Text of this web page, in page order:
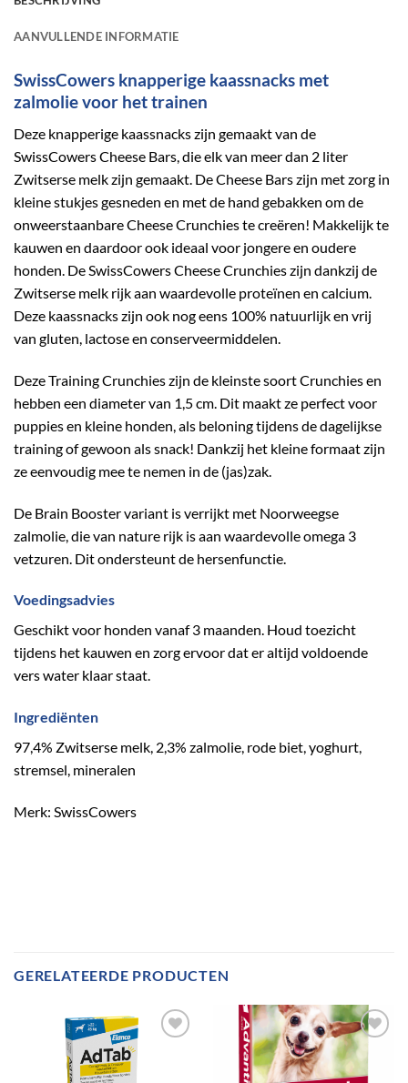
AANVULLENDE INFORMATIE
SwissCowers knapperige kaassnacks met
zalmolie voor het trainen
Deze knapperige kaassnacks zijn gemaakt van de
SwissCowers Cheese Bars, die elk van meer dan 2 liter
Zwitserse melk zijn gemaakt. De Cheese Bars zijn met zorg in
kleine stukjes gesneden en met de hand gebakken om de
onweerstaanbare Cheese Crunchies te creëren! Makkelijk te
kauwen en daardoor ook ideaal voor jongere en oudere
honden. De SwissCowers Cheese Crunchies zijn dankzij de
Zwitserse melk rijk aan waardevolle proteïnen en calcium.
Deze kaassnacks zijn ook nog eens 100% natuurlijk en vrij
van gluten, lactose en conserveermiddelen.
Deze Training Crunchies zijn de kleinste soort Crunchies en
hebben een diameter van 1,5 cm. Dit maakt ze perfect voor
puppies en kleine honden, als beloning tijdens de dagelijkse
training of gewoon als snack! Dankzij het kleine formaat zijn
ze eenvoudig mee te nemen in de (jas)zak.
De Brain Booster variant is verrijkt met Noorweegse
zalmolie, die van nature rijk is aan waardevolle omega 3
vetzuren. Dit ondersteunt de hersenfunctie.
Voedingsadvies
Geschikt voor honden vanaf 3 maanden. Houd toezicht
tijdens het kauwen en zorg ervoor dat er altijd voldoende
vers water klaar staat.
Ingrediënten
97,4% Zwitserse melk, 2,3% zalmolie, rode biet, yoghurt,
stremsel, mineralen
Merk: SwissCowers
GERELATEERDE PRODUCTEN
Toevoegen
Toevoegen
aan
verlanglijst